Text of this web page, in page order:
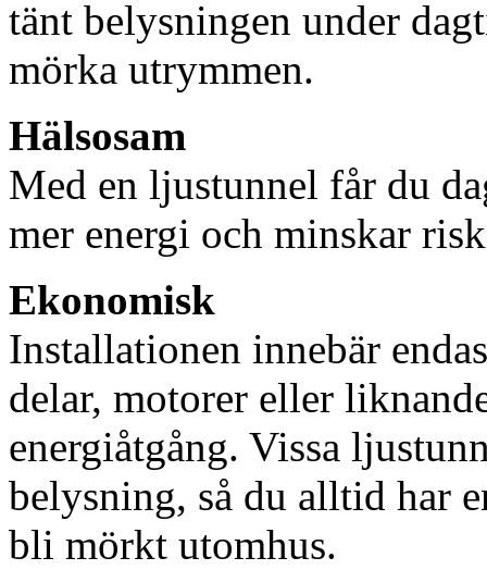
tänt belysningen under
mörka utrymmen.
Hälsosam
Med en ljustunnel får du
mer energi och minskar
Ekonomisk
Installationen innebär
delar, motorer eller
energiåtgång. Vissa
belysning, så du alltid har
bli mörkt utomhus.